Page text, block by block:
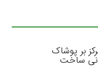
بر پوشاک
ساخت